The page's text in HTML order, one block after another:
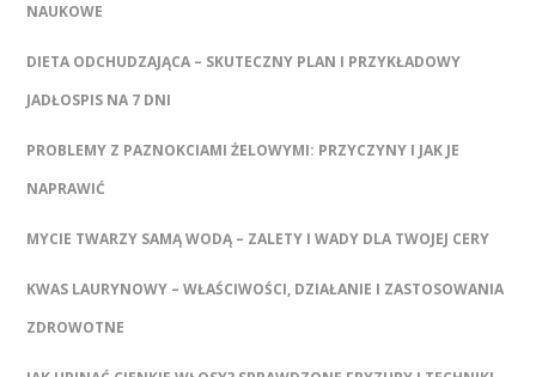
NAUKOWE
DIETA ODCHUDZAJĄCA – SKUTECZNY PLAN I PRZYKŁADOWY
JADŁOSPIS NA 7 DNI
PROBLEMY Z PAZNOKCIAMI ŻELOWYMI: PRZYCZYNY I JAK JE
NAPRAWIĆ
MYCIE TWARZY SAMĄ WODĄ – ZALETY I WADY DLA TWOJEJ CERY
KWAS LAURYNOWY – WŁAŚCIWOŚCI, DZIAŁANIE I ZASTOSOWANIA
ZDROWOTNE